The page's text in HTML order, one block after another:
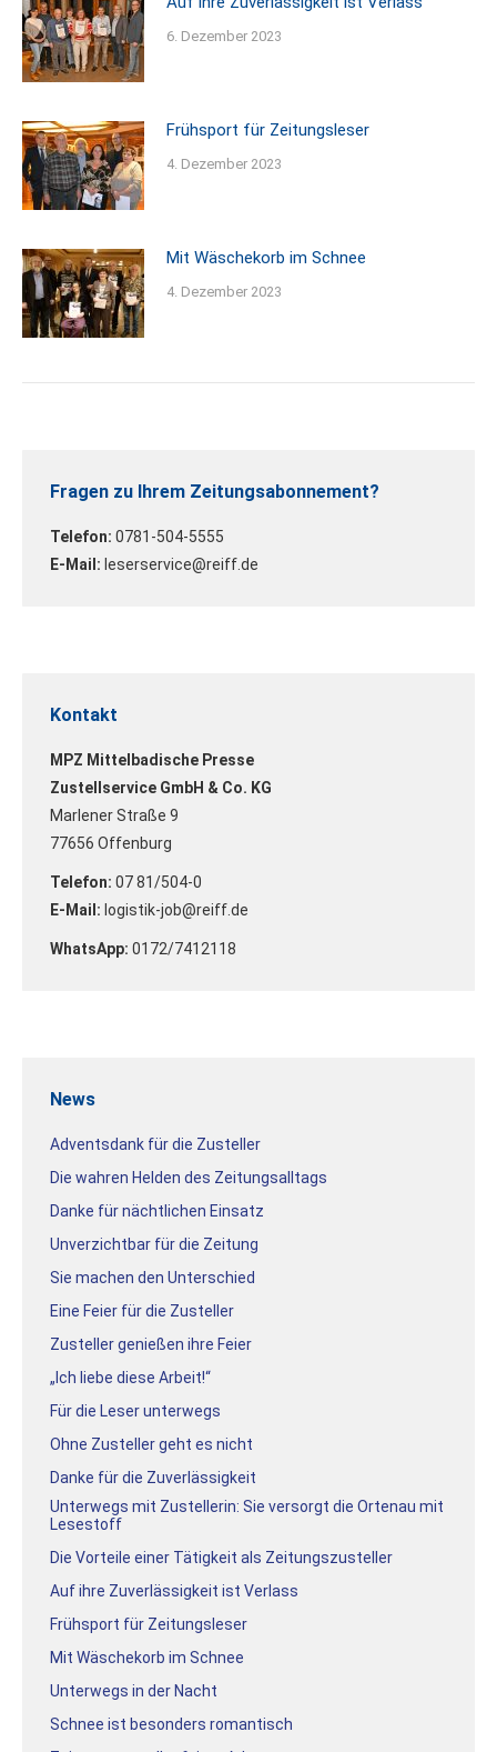
6. Dezember 2023
Frühsport für Zeitungsleser
4. Dezember 2023
Mit Wäschekorb im Schnee
4. Dezember 2023
Fragen zu Ihrem Zeitungsabonnement?
Telefon: 0781-504-5555
E-Mail: leserservice@reiff.de
Kontakt
MPZ Mittelbadische Presse
Zustellservice GmbH & Co. KG
Marlener Straße 9
77656 Offenburg
Telefon: 07 81/504-0
E-Mail: logistik-job@reiff.de
WhatsApp: 0172/7412118
News
Adventsdank für die Zusteller
Die wahren Helden des Zeitungsalltags
Danke für nächtlichen Einsatz
Unverzichtbar für die Zeitung
Sie machen den Unterschied
Eine Feier für die Zusteller
Zusteller genießen ihre Feier
„Ich liebe diese Arbeit!“
Für die Leser unterwegs
Ohne Zusteller geht es nicht
Danke für die Zuverlässigkeit
Unterwegs mit Zustellerin: Sie versorgt die Ortenau mit
Lesestoff
Die Vorteile einer Tätigkeit als Zeitungszusteller
Auf ihre Zuverlässigkeit ist Verlass
Frühsport für Zeitungsleser
Mit Wäschekorb im Schnee
Unterwegs in der Nacht
Schnee ist besonders romantisch